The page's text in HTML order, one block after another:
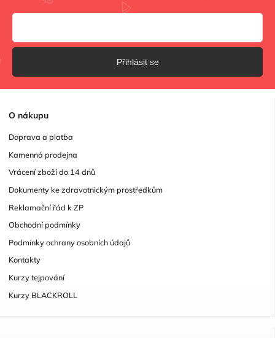
O nákupu
Doprava a platba
Kamenná prodejna
Vrácení zboží do 14 dnů
Dokumenty ke zdravotnickým prostředkům
Reklamační řád k ZP
Obchodní podmínky
Podmínky ochrany osobních údajů
Kontakty
Kurzy tejpování
Kurzy BLACKROLL
Přihlásit se